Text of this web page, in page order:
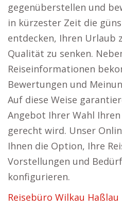
gegenüberstellen und
in kürzester Zeit die
entdecken, Ihren Urlaub
Qualität zu senken.
Reiseinformationen
Bewertungen und
Auf diese Weise
Angebot Ihrer Wahl
gerecht wird. Unser
Ihnen die Option, Ihre
Vorstellungen und
konfigurieren.
Reisebüro Wilkau Haßlau